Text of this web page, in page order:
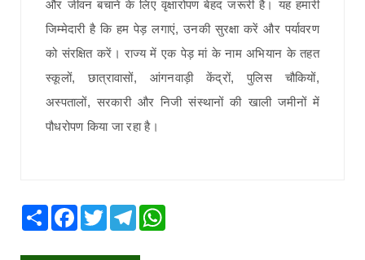
और जीवन बचाने के लिए वृक्षारोपण बेहद जरूरी है। यह हमारी
जिम्मेदारी है कि हम पेड़ लगाएं, उनकी सुरक्षा करें और पर्यावरण
को संरक्षित करें। राज्य में एक पेड़ मां के नाम अभियान के तहत
स्कूलों, छात्रावासों, आंगनवाड़ी केंद्रों, पुलिस चौकियों,
अस्पतालों, सरकारी और निजी संस्थानों की खाली जमीनों में
पौधरोपण किया जा रहा है।
Share Facebook
TwitterTelegram